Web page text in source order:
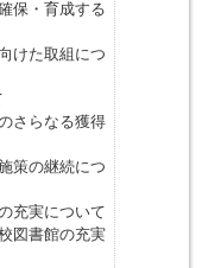
保・育成する
けた取組につ
さらなる獲得
策の継続につ
充実について
図書館の充実